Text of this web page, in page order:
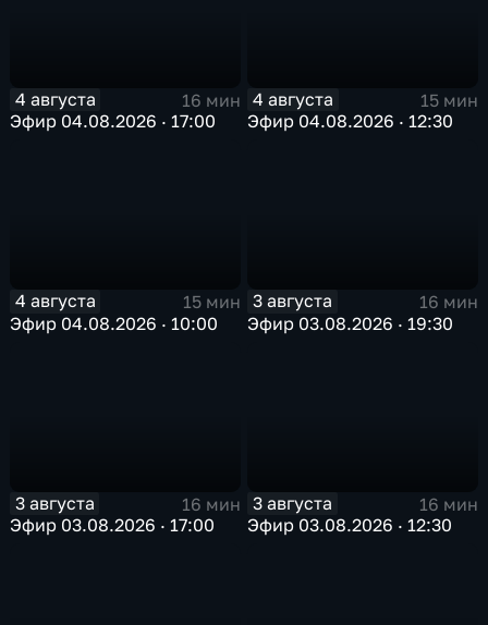
4 августа
16 мин
Эфир 04.08.2026 · 17:00
4 августа
15 мин
Эфир 04.08.2026 · 12:30
4 августа
15 мин
Эфир 04.08.2026 · 10:00
3 августа
16 мин
Эфир 03.08.2026 · 19:30
3 августа
16 мин
Эфир 03.08.2026 · 17:00
3 августа
16 мин
Эфир 03.08.2026 · 12:30